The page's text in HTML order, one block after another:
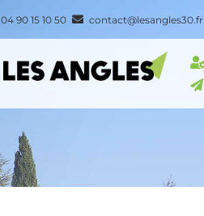
04 90 15 10 50 contact@lesangles30.fr